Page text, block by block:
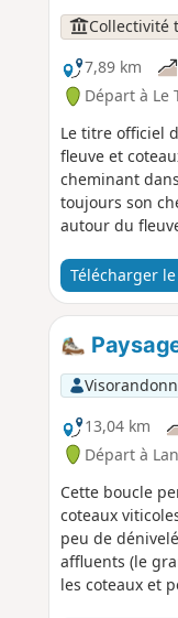
Collectivité
7,89 km
Départ à Le
Le titre officiel
fleuve et
cheminant
toujours son
autour du
Télécharger le
13,04 km
Départ à
Cette boucle
coteaux
peu de
affluents (le
les coteaux et